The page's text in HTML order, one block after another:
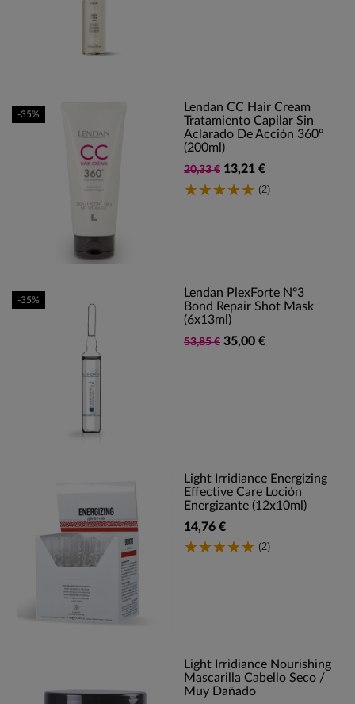
Lendan CC Hair Cream
Tratamiento Capilar Sin
Aclarado De Acción 360º
(200ml)
20,33 € 13,21 €
(2)
-35%
Lendan PlexForte Nº3
Bond Repair Shot Mask
(6x13ml)
53,85 € 35,00 €
-35%
Light Irridiance Energizing
Effective Care Loción
Energizante (12x10ml)
14,76 €
(2)
Light Irridiance Nourishing
Mascarilla Cabello Seco /
Muy Dañado